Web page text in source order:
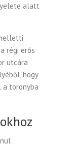
alatt
régi erős
utcára
hogy
a toronyba